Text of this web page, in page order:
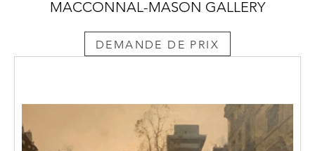
MACCONNAL-MASON GALLERY
DEMANDE DE PRIX